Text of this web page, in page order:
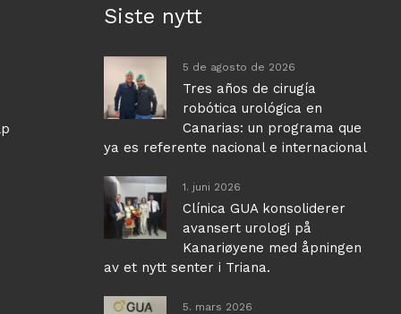
Siste nytt
5 de agosto de 2026
Tres años de cirugía
robótica urológica en
Canarias: un programa que
ya es referente nacional e internacional
1. juni 2026
Clínica GUA konsoliderer
avansert urologi på
Kanariøyene med åpningen
av et nytt senter i Triana.
5. mars 2026